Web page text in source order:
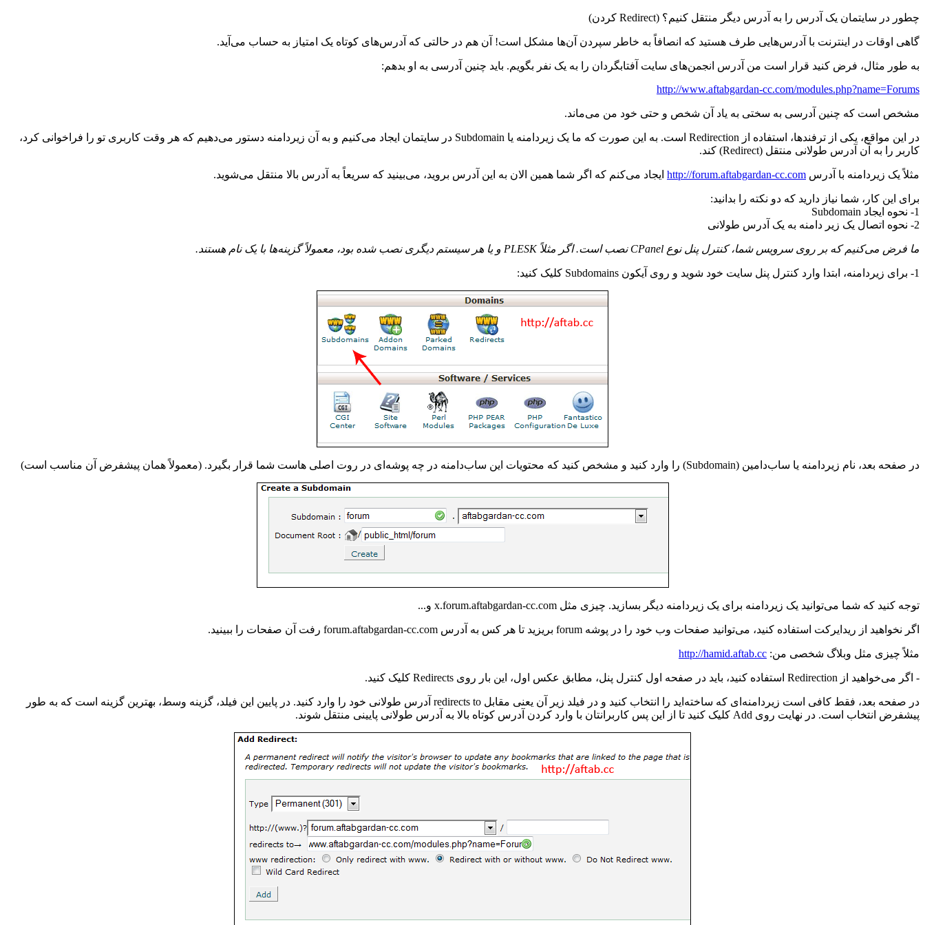
چطور در سایتمان یک آدرس را به آدرس دیگر منتقل کنیم؟ (Redirect کردن)
گاهی اوقات در اینترنت با آدرس‌هایی طرف هستید که انصافاً به خاطر سپردن آن‌ها مشکل است! آن هم در حالتی که آدرس‌های کوتاه یک امتیاز به حساب می‌آید.
به طور مثال، فرض کنید قرار است من آدرس انجمن‌های سایت آفتابگردان را به یک نفر بگویم. باید چنین آدرسی به او بدهم:
http://www.aftabgardan-cc.com/modules.php?name=Forums
مشخص است که چنین آدرسی به سختی به یاد آن شخص و حتی خود من می‌ماند.
در این مواقع، یکی از ترفندها، استفاده از Redirection است. به این صورت که ما یک زیردامنه یا Subdomain در سایتمان ایجاد می‌کنیم و به آن زیردامنه دستور می‌دهیم که هر وقت کاربری تو را فراخوانی کرد،
کاربر را به آن آدرس طولانی منتقل (Redirect) کند.
مثلاً یک زیردامنه با آدرس http://forum.aftabgardan-cc.com ایجاد می‌کنم که اگر شما همین الان به این آدرس بروید، می‌بینید که سریعاً به آدرس بالا منتقل می‌شوید.
برای این کار، شما نیاز دارید که دو نکته را بدانید:
1- نحوه ایجاد
Subdomain
2-
نحوه اتصال یک زیر دامنه به یک آدرس طولانی
ما فرض می‌کنیم که بر روی سرویس شما، کنترل پنل نوع CPanel نصب است. اگر مثلاًPLESK و یا هر سیستم دیگری نصب شده بود، معمولاً گزینه‌ها با یک نام هستند.
1- برای زیردامنه، ابتدا وارد کنترل پنل سایت خود شوید و روی آیکون Subdomains کلیک کنید:
در صفحه بعد، نام زیردامنه یا ساب‌دامین (Subdomain) را وارد کنید و مشخص کنید که محتویات این ساب‌دامنه در چه پوشه‌ای در روت اصلی هاست شما قرار بگیرد. (معمولاً همان پیشفرض آن مناسب است)
توجه کنید که شما می‌توانید یک زیردامنه برای یک زیردامنه دیگر بسازید. چیزی مثل x.forum.aftabgardan-cc.com و...
اگر نخواهید از ریدایرکت استفاده کنید، می‌توانید صفحات وب خود را در پوشه forum بریزید تا هر کس به آدرس forum.aftabgardan-cc.com رفت آن صفحات را ببینید.
مثلاً چیزی مثل وبلاگ شخصی من: http://hamid.aftab.cc
- اگر می‌خواهید از Redirection استفاده کنید، باید در صفحه اول کنترل پنل، مطابق عکس اول، این بار روی Redirects کلیک کنید.
در صفحه بعد، فقط کافی است زیردامنه‌ای که ساخته‌اید را انتخاب کنید و در فیلد زیر آن یعنی مقابل redirects to آدرس طولانی خود را وارد کنید. در پایین این فیلد، گزینه وسط، بهترین گزینه است که به طور
پیشفرض انتخاب است. در نهایت روی Add کلیک کنید تا از این پس کاربرانتان با وارد کردن آدرس کوتاه بالا به آدرس طولانی پایینی منتقل شوند.